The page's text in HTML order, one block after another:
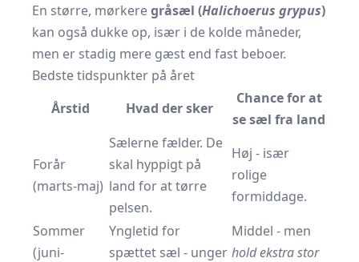
En større, mørkeregråsæl (Halichoerus grypus)
kan også dukke op, især i de kolde måneder,
men er stadig mere gæst end fast beboer.
Bedste tidspunkter på året
Årstid
Hvad der sker
Chance for at
se sæl fra land
Forår
(marts-maj)
Sælerne fælder. De
skal hyppigt på
land for at tørre
pelsen.
Høj - især
rolige
formiddage.
Sommer
(juni-
Yngletid for
spættet sæl - unger
Middel - men
hold ekstra stor